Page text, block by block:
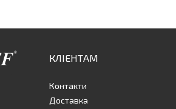
КЛІЕНТАМ
Контакти
Доставка